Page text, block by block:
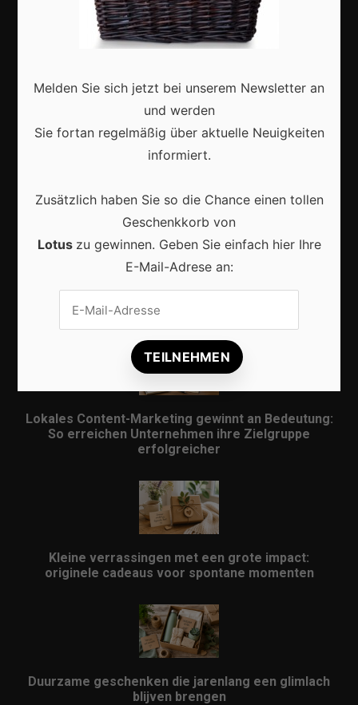
Webshops
Lokale Suchmaschinenoptimierung bleibt der
Schlüssel für mehr regionale Kunden
Lokales Content-Marketing gewinnt an Bedeutung:
So erreichen Unternehmen ihre Zielgruppe
erfolgreicher
Kleine verrassingen met een grote impact:
originele cadeaus voor spontane momenten
Duurzame geschenken die jarenlang een glimlach
blijven brengen
Melden Sie sich jetzt bei unserem Newsletter an
und werden
Sie fortan regelmäßig über aktuelle Neuigkeiten
informiert.
Zusätzlich haben Sie so die Chance einen tollen
Geschenkkorb von
Lotus zu gewinnen. Geben Sie einfach hier Ihre
E-Mail-Adrese an: